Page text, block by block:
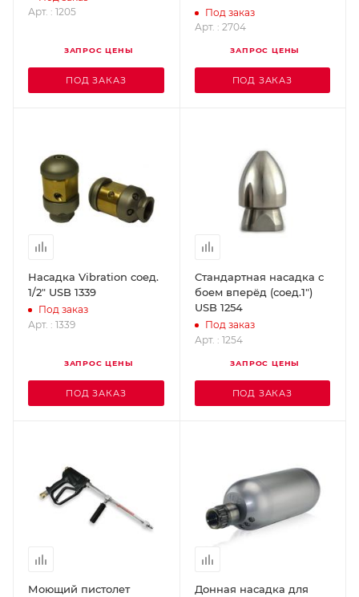
Арт. : 1205
ЗАПРОС ЦЕНЫ
ПОД ЗАКАЗ
USB 2704
Под заказ
Арт. : 2704
ЗАПРОС ЦЕНЫ
ПОД ЗАКАЗ
Насадка Vibration соед.
1/2" USB 1339
Под заказ
Арт. : 1339
ЗАПРОС ЦЕНЫ
ПОД ЗАКАЗ
Стандартная насадка с
боем вперёд (соед.1")
USB 1254
Под заказ
Арт. : 1254
ЗАПРОС ЦЕНЫ
ПОД ЗАКАЗ
Моющий пистолет
Донная насадка для